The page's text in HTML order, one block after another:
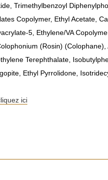
Trimethylbenzoyl
Copolymer, Ethyl Acetate,
5, Ethylene/VA
(Rosin)
Terephthalate,
Ethyl Pyrrolidone,
ici